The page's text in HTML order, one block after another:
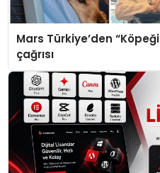
Mars Türkiye’den
çağrısı